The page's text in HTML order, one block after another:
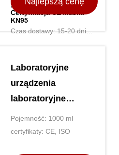
,
Certyfikacja CE Maska
KN95
Czas dostawy: 15-20 dni
roboczych
Laboratoryjne
urządzenia
laboratoryjne
reaktorów
wysokiego ciśnienia
Pojemność: 1000 ml
certyfikaty: CE, ISO